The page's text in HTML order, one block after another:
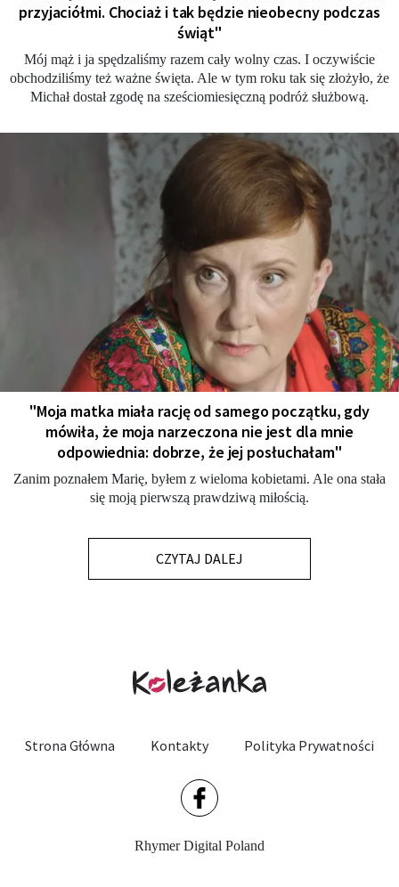
przyjaciółmi. Chociaż i tak będzie nieobecny podczas
świąt"
Mój mąż i ja spędzaliśmy razem cały wolny czas. I oczywiście
obchodziliśmy też ważne święta. Ale w tym roku tak się złożyło, że
Michał dostał zgodę na sześciomiesięczną podróż służbową.
"Moja matka miała rację od samego początku, gdy
mówiła, że moja narzeczona nie jest dla mnie
odpowiednia: dobrze, że jej posłuchałam"
Zanim poznałem Marię, byłem z wieloma kobietami. Ale ona stała
się moją pierwszą prawdziwą miłością.
CZYTAJ DALEJ
Strona Główna Kontakty Polityka Prywatności
Rhymer Digital Poland